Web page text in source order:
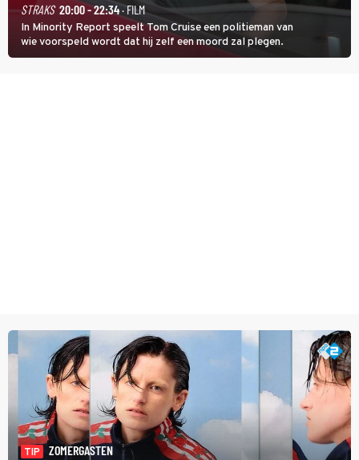
STRAKS 20:00 - 22:34· FILM
In Minority Report speelt Tom Cruise een politieman van
wie voorspeld wordt dat hij zelf een moord zal plegen.
TIP
ZOMERGASTEN